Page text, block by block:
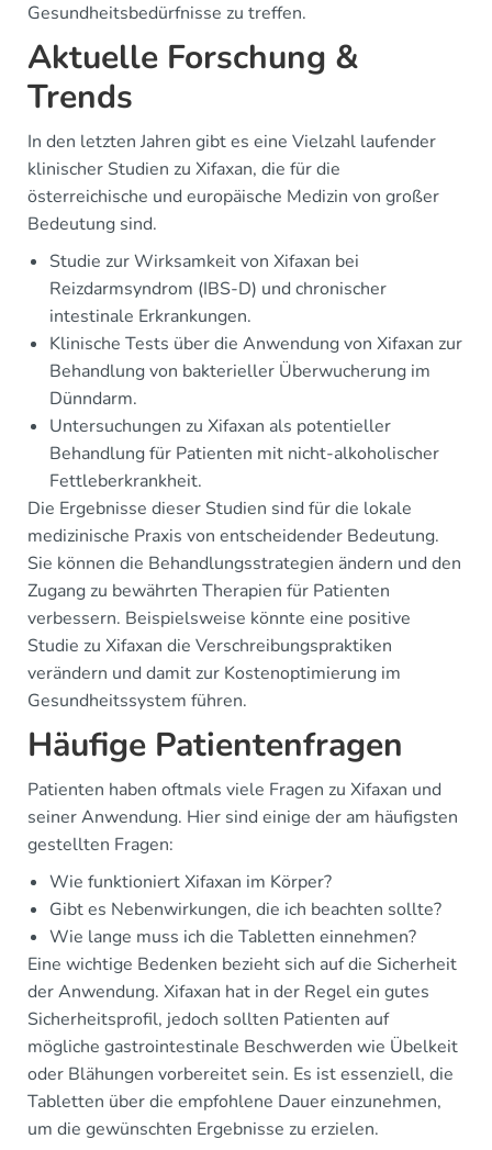
Gesundheitsbedürfnisse zu treffen.
Aktuelle Forschung &
Trends
In den letzten Jahren gibt es eine Vielzahl laufender
klinischer Studien zu Xifaxan, die für die
österreichische und europäische Medizin von großer
Bedeutung sind.
Studie zur Wirksamkeit von Xifaxan bei
Reizdarmsyndrom (IBS-D) und chronischer
intestinale Erkrankungen.
Klinische Tests über die Anwendung von Xifaxan zur
Behandlung von bakterieller Überwucherung im
Dünndarm.
Untersuchungen zu Xifaxan als potentieller
Behandlung für Patienten mit nicht-alkoholischer
Fettleberkrankheit.
Die Ergebnisse dieser Studien sind für die lokale
medizinische Praxis von entscheidender Bedeutung.
Sie können die Behandlungsstrategien ändern und den
Zugang zu bewährten Therapien für Patienten
verbessern. Beispielsweise könnte eine positive
Studie zu Xifaxan die Verschreibungspraktiken
verändern und damit zur Kostenoptimierung im
Gesundheitssystem führen.
Häufige Patientenfragen
Patienten haben oftmals viele Fragen zu Xifaxan und
seiner Anwendung. Hier sind einige der am häufigsten
gestellten Fragen:
Wie funktioniert Xifaxan im Körper?
Gibt es Nebenwirkungen, die ich beachten sollte?
Wie lange muss ich die Tabletten einnehmen?
Eine wichtige Bedenken bezieht sich auf die Sicherheit
der Anwendung. Xifaxan hat in der Regel ein gutes
Sicherheitsprofil, jedoch sollten Patienten auf
mögliche gastrointestinale Beschwerden wie Übelkeit
oder Blähungen vorbereitet sein. Es ist essenziell, die
Tabletten über die empfohlene Dauer einzunehmen,
um die gewünschten Ergebnisse zu erzielen.